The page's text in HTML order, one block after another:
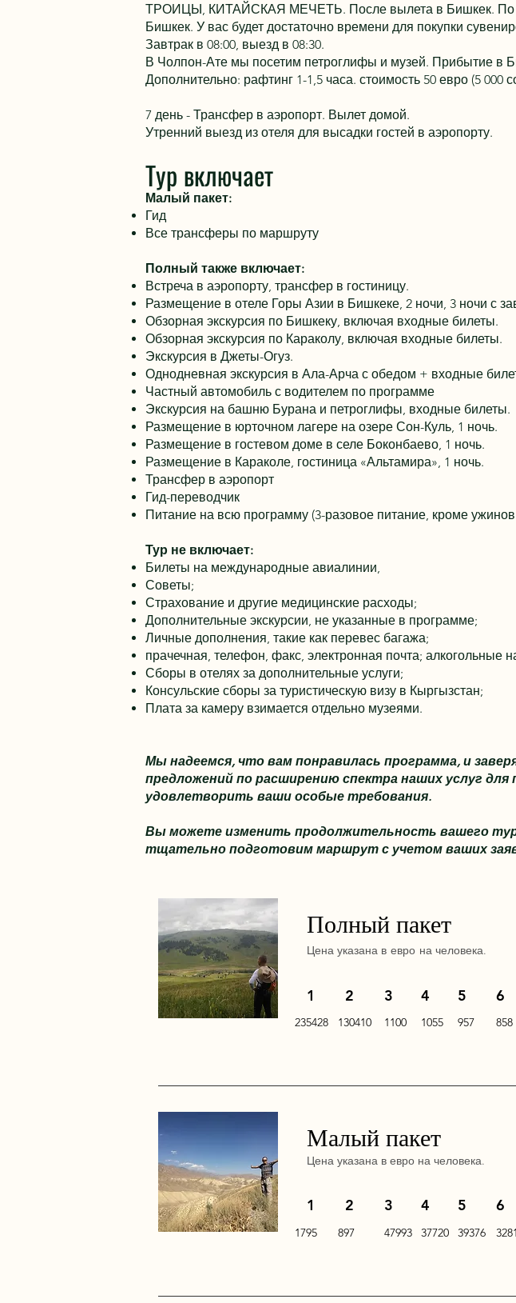
ТРОИЦЫ, КИТАЙСКАЯ МЕЧЕТЬ. После вылета в Бишкек. По
Бишкек. У вас будет достаточно времени для покупки
Завтрак в 08:00, выезд в 08:30.
В Чолпон-Ате мы посетим петроглифы и музей. Прибытие в
Дополнительно: рафтинг 1-1,5 часа. стоимость 50 евро (5 000
7 день - Трансфер в аэропорт. Вылет домой.
Утренний выезд из отеля для высадки гостей в аэропорту.
Тур включает
Малый пакет:
Гид
Все трансферы по маршруту
Полный также включает:
Встреча в аэропорту, трансфер в гостиницу.
Размещение в отеле Горы Азии в Бишкеке, 2 ночи, 3 ночи с
Обзорная экскурсия по Бишкеку, включая входные билеты.
Обзорная экскурсия по Караколу, включая входные билеты.
Экскурсия в Джеты-Огуз.
Однодневная экскурсия в Ала-Арча с обедом + входные
Частный автомобиль с водителем по программе
Экскурсия на башню Бурана и петроглифы, входные билеты.
Размещение в юрточном лагере на озере Сон-Куль, 1 ночь.
Размещение в гостевом доме в селе Боконбаево, 1 ночь.
Размещение в Караколе, гостиница «Альтамира», 1 ночь.
Трансфер в аэропорт
Гид-переводчик
Питание на всю программу (3-разовое питание, кроме
Тур не включает:
Билеты на международные авиалинии,
Советы;
Страхование и другие медицинские расходы;
Дополнительные экскурсии, не указанные в программе;
Личные дополнения, такие как перевес багажа;
прачечная, телефон, факс, электронная почта; алкогольные
Сборы в отелях за дополнительные услуги;
Консульские сборы за туристическую визу в Кыргызстан;
Плата за камеру взимается отдельно музеями.
Мы надеемся, что вам понравилась программа, и
предложений по расширению спектра наших услуг
удовлетворить ваши особые требования.
Вы можете изменить продолжительность вашего
тщательно подготовим маршрут с учетом ваших
Полный пакет
Цена указана в евро на человека.
1 2 3 4 5 6
235428 130410 1100 1055 957 858
Малый пакет
Цена указана в евро на человека.
1 2 3 4 5 6
1795 897 47993 37720 39376